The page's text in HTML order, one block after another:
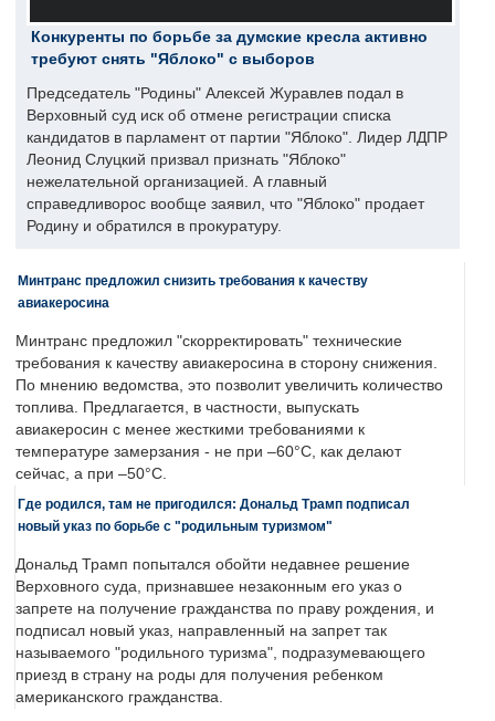
Конкуренты по борьбе за думские кресла активно
требуют снять "Яблоко" с выборов
Председатель "Родины" Алексей Журавлев подал в
Верховный суд иск об отмене регистрации списка
кандидатов в парламент от партии "Яблоко". Лидер ЛДПР
Леонид Слуцкий призвал признать "Яблоко"
нежелательной организацией. А главный
справедливорос вообще заявил, что "Яблоко" продает
Родину и обратился в прокуратуру.
Минтранс предложил снизить требования к качеству
авиакеросина
Минтранс предложил "скорректировать" технические
требования к качеству авиакеросина в сторону снижения.
По мнению ведомства, это позволит увеличить количество
топлива. Предлагается, в частности, выпускать
авиакеросин с менее жесткими требованиями к
температуре замерзания - не при –60°C, как делают
сейчас, а при –50°C.
Где родился, там не пригодился: Дональд Трамп подписал
новый указ по борьбе с "родильным туризмом"
Дональд Трамп попытался обойти недавнее решение
Верховного суда, признавшее незаконным его указ о
запрете на получение гражданства по праву рождения, и
подписал новый указ, направленный на запрет так
называемого "родильного туризма", подразумевающего
приезд в страну на роды для получения ребенком
американского гражданства.